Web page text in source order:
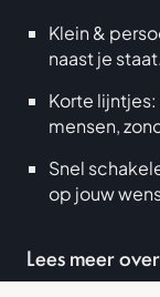
Klein &
naast je staat.
Korte
mensen,
Snel
op jouw
Lees meer